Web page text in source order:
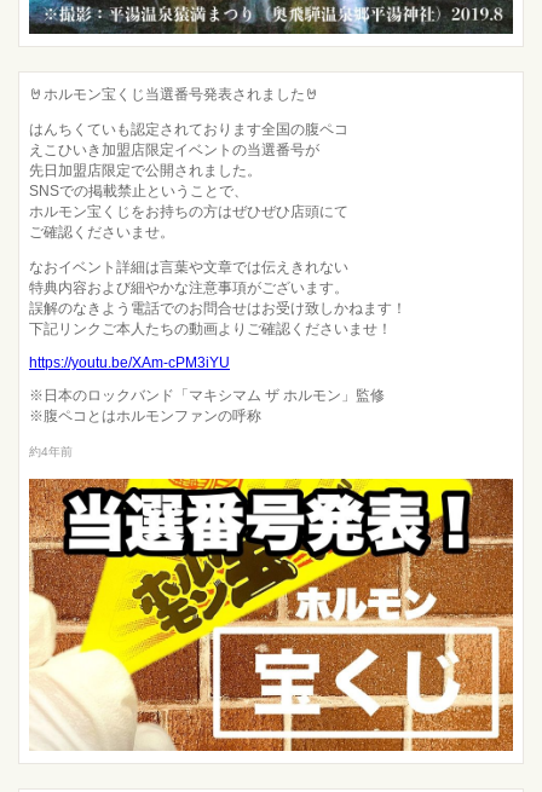
🤘ホルモン宝くじ当選番号発表されました🤘
はんちくていも認定されております全国の腹ペコ
えこひいき加盟店限定イベントの当選番号が
先日加盟店限定で公開されました。
SNSでの掲載禁止ということで、
ホルモン宝くじをお持ちの方はぜひぜひ店頭にて
ご確認くださいませ。
なおイベント詳細は言葉や文章では伝えきれない
特典内容および細やかな注意事項がございます。
誤解のなきよう電話でのお問合せはお受け致しかねます！
下記リンクご本人たちの動画よりご確認くださいませ！
https://youtu.be/XAm-cPM3iYU
※日本のロックバンド「マキシマム ザ ホルモン」監修
※腹ペコとはホルモンファンの呼称
約4年前